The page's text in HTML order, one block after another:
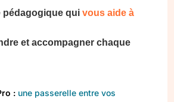
pédagogique qui vous aide à
et accompagner chaque
: une passerelle entre vos